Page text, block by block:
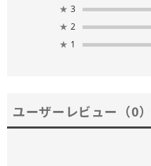
★ 3
★ 2
★ 1
ユーザーレビュー （0）